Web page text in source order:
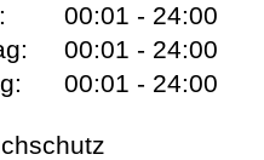
00:01 - 24:00
00:01 - 24:00
00:01 - 24:00